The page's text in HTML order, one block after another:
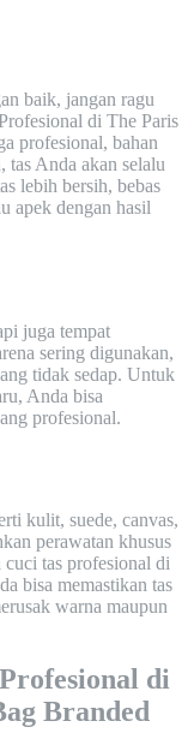
baik, jangan ragu
di The Paris
profesional, bahan
tas Anda akan selalu
lebih bersih, bebas
apek dengan hasil
juga tempat
sering digunakan,
tidak sedap. Untuk
Anda bisa
profesional.
kulit, suede, canvas,
perawatan khusus
tas profesional di
bisa memastikan tas
warna maupun
di
Branded